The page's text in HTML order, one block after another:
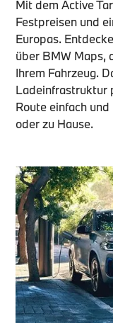
Mit dem Active
Festpreisen und
Europas.
über BMW Maps,
Ihrem Fahrzeug.
Ladeinfrastruktur
Route einfach
oder zu Hause.